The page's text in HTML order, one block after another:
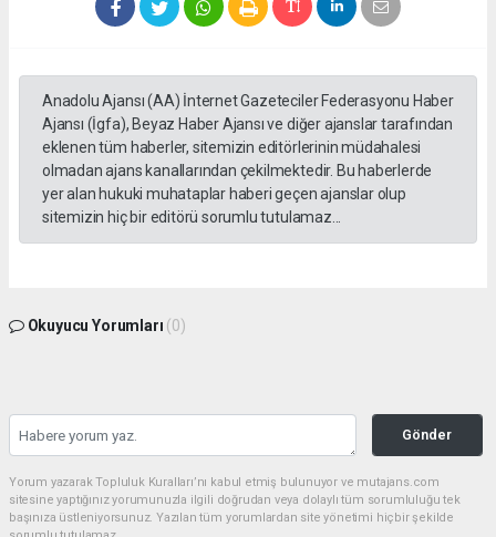
Anadolu Ajansı (AA) İnternet Gazeteciler Federasyonu Haber
Ajansı (İgfa), Beyaz Haber Ajansı ve diğer ajanslar tarafından
eklenen tüm haberler, sitemizin editörlerinin müdahalesi
olmadan ajans kanallarından çekilmektedir. Bu haberlerde
yer alan hukuki muhataplar haberi geçen ajanslar olup
sitemizin hiç bir editörü sorumlu tutulamaz...
Okuyucu Yorumları (0)
Gönder
Yorum yazarak Topluluk Kuralları’nı kabul etmiş bulunuyor ve mutajans.com
sitesine yaptığınız yorumunuzla ilgili doğrudan veya dolaylı tüm sorumluluğu tek
başınıza üstleniyorsunuz. Yazılan tüm yorumlardan site yönetimi hiçbir şekilde